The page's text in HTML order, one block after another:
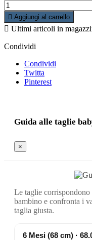
 Aggiungi al carrello
 Ultimi articoli in
Condividi
Condividi
Twitta
Pinterest
Guida alle taglie
×
Le taglie
bambino e confronta i
taglia giusta.
6 Mesi (68 cm) ·